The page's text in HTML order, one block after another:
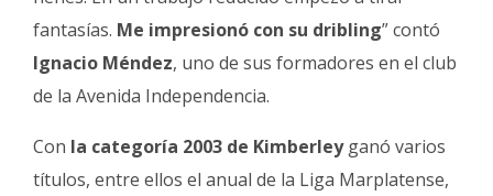
fantasías. Me impresionó con su dribling” contó
Ignacio Méndez, uno de sus formadores en el club
de la Avenida Independencia.
Con la categoría 2003 de Kimberleyganó varios
títulos, entre ellos el anual de la Liga Marplatense,